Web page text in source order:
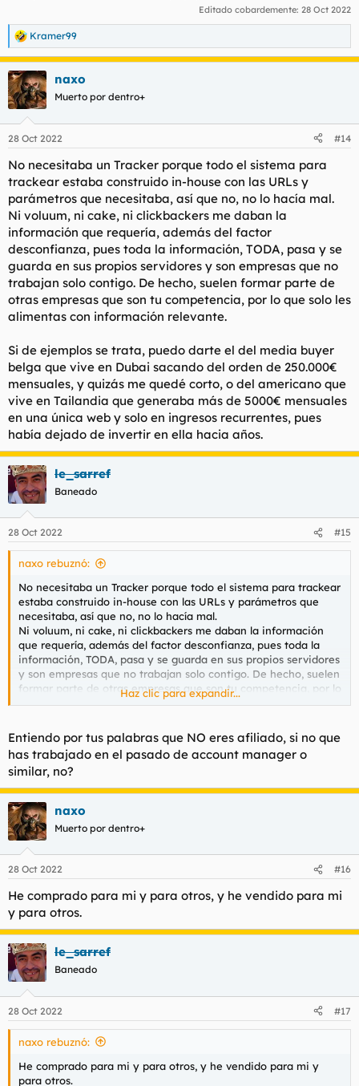
Editado cobardemente: 28 Oct 2022
R
e
a
c
c
i
e
:
Kramer99
naxo
Muerto por dentro+
28 Oct 2022 #14
No necesitaba un Tracker porque todo el sistema para
trackear estaba construido in-house con las URLs y
parámetros que necesitaba, así que no, no lo hacía mal.
Ni voluum, ni cake, ni clickbackers me daban la
información que requería, además del factor
desconfianza, pues toda la información, TODA, pasa y se
guarda en sus propios servidores y son empresas que no
trabajan solo contigo. De hecho, suelen formar parte de
otras empresas que son tu competencia, por lo que solo les
alimentas con información relevante.
Si de ejemplos se trata, puedo darte el del media buyer
belga que vive en Dubai sacando del orden de 250.000€
mensuales, y quizás me quedé corto, o del americano que
vive en Tailandia que generaba más de 5000€ mensuales
en una única web y solo en ingresos recurrentes, pues
había dejado de invertir en ella hacia años.
le_sarref
Baneado
28 Oct 2022 #15
naxo rebuznó:
No necesitaba un Tracker porque todo el sistema para trackear
estaba construido in-house con las URLs y parámetros que
necesitaba, así que no, no lo hacía mal.
Ni voluum, ni cake, ni clickbackers me daban la información
que requería, además del factor desconfianza, pues toda la
información, TODA, pasa y se guarda en sus propios servidores
y son empresas que no trabajan solo contigo. De hecho, suelen
formar parte de otras empresas que son tu competencia, por lo
que solo les alimentas con información relevante.
Si de ejemplos se trata, puedo darte el del media buyer belga
que vive en Dubai sacando del orden de 250.000€ mensuales, y
quizás me quedé corto, o del americano que vive en Tailandia
que generaba más de 5000€ mensuales en una única web y
solo en ingresos recurrentes, pues había dejado de invertir en
ella hacia años.
Haz clic para expandir...
Entiendo por tus palabras que NO eres afiliado, si no que
has trabajado en el pasado de account manager o
similar, no?
naxo
Muerto por dentro+
28 Oct 2022 #16
He comprado para mi y para otros, y he vendido para mi
y para otros.
le_sarref
Baneado
28 Oct 2022 #17
naxo rebuznó:
He comprado para mi y para otros, y he vendido para mi y
para otros.